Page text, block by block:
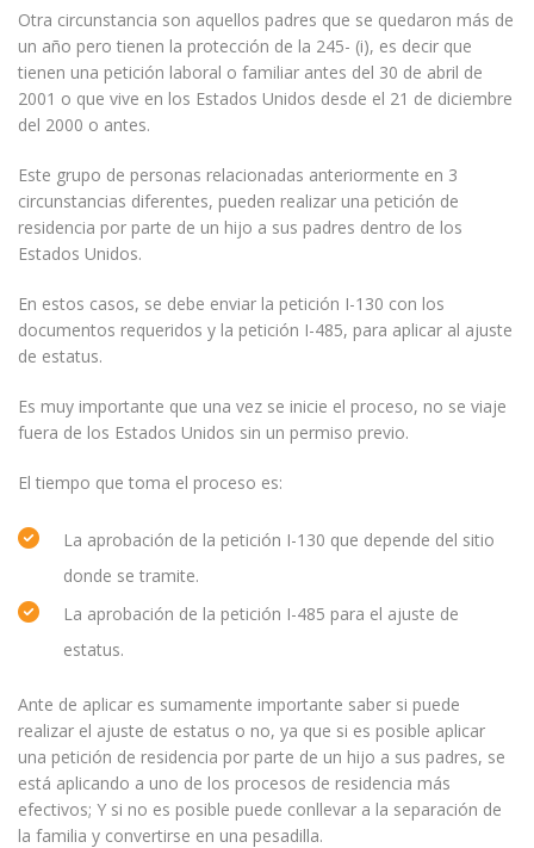
Otra circunstancia son aquellos padres que se quedaron más de
un año pero tienen la protección de la 245- (i), es decir que
tienen una petición laboral o familiar antes del 30 de abril de
2001 o que vive en los Estados Unidos desde el 21 de diciembre
del 2000 o antes.
Este grupo de personas relacionadas anteriormente en 3
circunstancias diferentes, pueden realizar una petición de
residencia por parte de un hijo a sus padres dentro de los
Estados Unidos.
En estos casos, se debe enviar la petición I-130 con los
documentos requeridos y la petición I-485, para aplicar al ajuste
de estatus.
Es muy importante que una vez se inicie el proceso, no se viaje
fuera de los Estados Unidos sin un permiso previo.
El tiempo que toma el proceso es:
La aprobación de la petición I-130 que depende del sitio
donde se tramite.
La aprobación de la petición I-485 para el ajuste de
estatus.
Ante de aplicar es sumamente importante saber si puede
realizar el ajuste de estatus o no, ya que si es posible aplicar
una petición de residencia por parte de un hijo a sus padres, se
está aplicando a uno de los procesos de residencia más
efectivos; Y si no es posible puede conllevar a la separación de
la familia y convertirse en una pesadilla.